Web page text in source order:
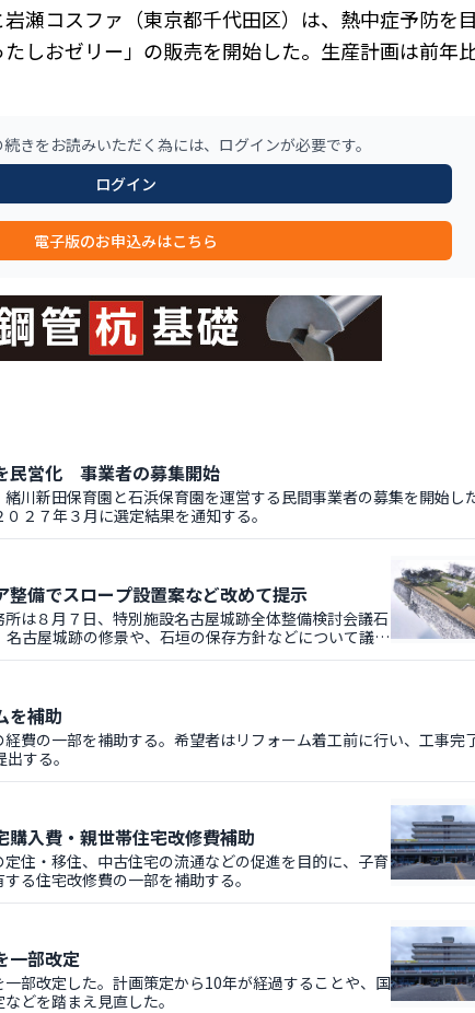
瀬コスファ（東京都千代田区）は、熱中症予防を
しおゼリー」の販売を開始した。生産計画は前年
きをお読みいただく為には、ログインが必要です。
ログイン
電子版のお申込みはこちら
民営化 事業者の募集開始
川新田保育園と石浜保育園を運営する民間事業者の募集を開始し
２７年３月に選定結果を通知する。
備でスロープ設置案など改めて提示
は８月７日、特別施設名古屋城跡全体整備検討会議石
古屋城跡の修景や、石垣の保存方針などについて議論
を補助
費の一部を補助する。希望者はリフォーム着工前に行い、工事完
する。
入費・親世帯住宅改修費補助
住・移住、中古住宅の流通などの促進を目的に、子育
る住宅改修費の一部を補助する。
一部改定
部改定した。計画策定から10年が経過することや、国
どを踏まえ見直した。